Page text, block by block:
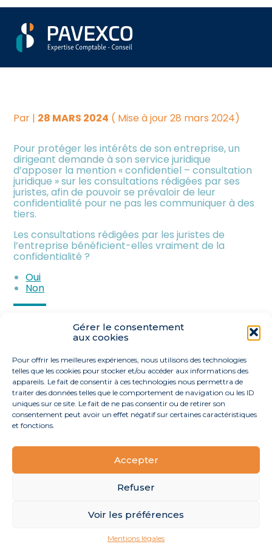
Gérer le consentement
aux cookies
Pour offrir les meilleures expériences, nous utilisons des technologies
telles que les cookies pour stocker et/ou accéder aux informations des
appareils. Le fait de consentir à ces technologies nous permettra de
traiter des données telles que le comportement de navigation ou les ID
uniques sur ce site. Le fait de ne pas consentir ou de retirer son
consentement peut avoir un effet négatif sur certaines caractéristiques
et fonctions.
Accepter
Refuser
Voir les préférences
Mentions légales
Aller
au
Créer et reprendre une
activité
Piloter votre entreprise
Développer votre entreprise
Construire votre patrimoine
Être prêt pour la facturation
électronique
meublée
Piloter votre gestion
Suivre votre comptabilité
documents
UN « LEGAL PRIVILEGE »
POUR LES JURISTES
Par | 28 MARS 2024 ( Mise à jour 28 mars 2024)
Pour protéger les intérêts de son entreprise, un
dirigeant demande à son service juridique
d’apposer la mention « confidentiel – consultation
juridique » sur les consultations rédigées par ses
juristes, afin de pouvoir se prévaloir de leur
confidentialité pour ne pas les communiquer à des
tiers.
Les consultations rédigées par les juristes de
l’entreprise bénéficient-elles vraiment de la
confidentialité ?
Oui
Non
FaceBook
TwitterLinkedIn
40 route de l’Océan 44170 La Grigonnais Linkedin
MENTIONS LÉGALES